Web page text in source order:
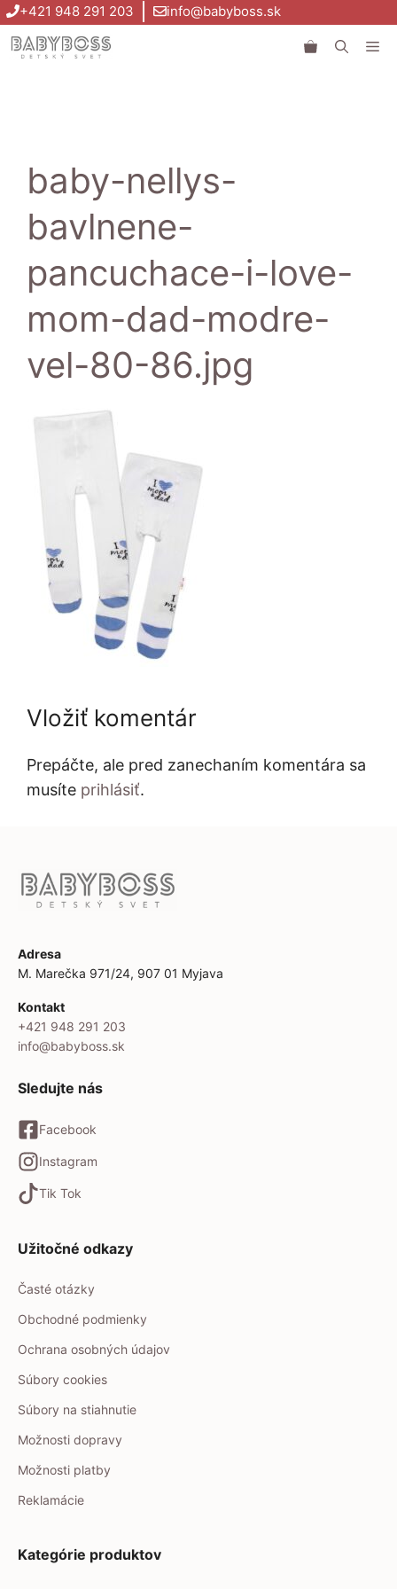
Preskočiť
na
obsah
+421 948 291 203 info@babyboss.sk
baby-nellys-
bavlnene-
pancuchace-i-love-
mom-dad-modre-
vel-80-86.jpg
Vložiť komentár
Prepáčte, ale pred zanechaním komentára sa
musíte prihlásiť.
Adresa
M. Marečka 971/24, 907 01 Myjava
Kontakt
+421 948 291 203
info@babyboss.sk
Sledujte nás
Facebook
Instagram
Tik Tok
Užitočné odkazy
Časté otázky
Obchodné podmienky
Ochrana osobných údajov
Súbory cookies
Súbory na stiahnutie
Možnosti dopravy
Možnosti platby
Reklamácie
Kategórie produktov